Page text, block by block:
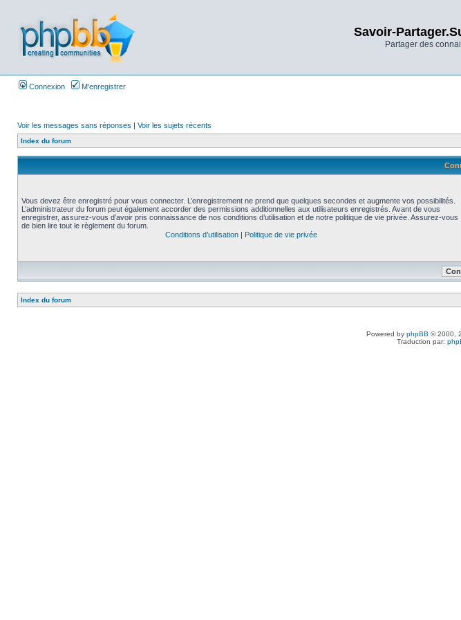
Savoir-
Partager des
Connexion M’enregistrer
Voir les messages sans réponses | Voir les sujets récents
Index du forum
Vous devez être enregistré pour vous connecter. L’enregistrement ne prend que quelques secondes et augmente vos possibilités.
L’administrateur du forum peut également accorder des permissions additionnelles aux utilisateurs enregistrés. Avant de vous
enregistrer, assurez-vous d’avoir pris connaissance de nos conditions d’utilisation et de notre politique de vie privée. Assurez-vous
de bien lire tout le règlement du forum.
Conditions d’utilisation| Politique de vie privée
Index du forum
Powered by phpBB © 2000,
Traduction par: